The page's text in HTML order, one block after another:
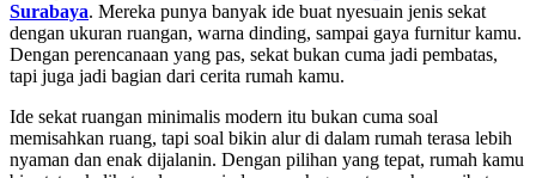
Surabaya. Mereka punya banyak ide buat nyesuain jenis sekat
dengan ukuran ruangan, warna dinding, sampai gaya furnitur kamu.
Dengan perencanaan yang pas, sekat bukan cuma jadi pembatas,
tapi juga jadi bagian dari cerita rumah kamu.
Ide sekat ruangan minimalis modern itu bukan cuma soal
memisahkan ruang, tapi soal bikin alur di dalam rumah terasa lebih
nyaman dan enak dijalanin. Dengan pilihan yang tepat, rumah kamu